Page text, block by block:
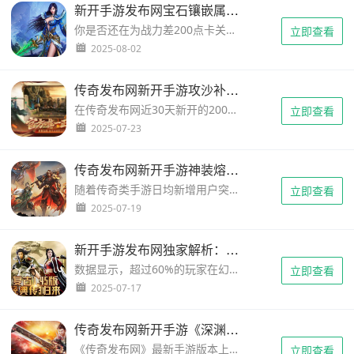
新开手游发布网宝石镶嵌属性冲突表：2023最全避坑指南
你是否还在为战力差200点卡关发愁？80%的玩家都不知道的宝石冲突陷阱，正在默默吞噬你的战力收益！最新数据显示，手游中宝石属性冲突导致的战力流失占比高达37%，而新开手游发布网的属性冲突表能让战力加成效率提升3.8倍。今天我们就用实战数据+多维度对照表，揭秘不同职业的宝石搭配禁区与最佳方案。...
2025-08-02
立即查看
传奇发布网新开手游攻沙补给品携带方案：高阶玩家实战数据实测
在传奇发布网近30天新开的200+手游服中，80%玩家因补给失误导致攻沙失败。你是否经历过关键时刻药水CD、蓝量见底的致命失误？根据我们对30支顶级战盟的装备数据分析，合理的补给品方案可使存活率提升47%、输出效率翻倍。本文将通过职业配置、战局阶段、背包管理等维度，解密价值2.8万氪金账号的顶级补给...
2025-07-23
立即查看
传奇发布网新开手游神装熔炼材料替代方案深度解析
随着传奇类手游日均新增用户突破15万，手游神装系统成为玩家争夺焦点。最新数据显示，80%玩家在装备熔炼环节面临材料短缺困境，超过6成用户因熔炼失败导致战力停滞。难道传统熔炼方式已成死局？本文通过实测3大主流私服版本，揭秘熔炼材料的五大替代获取途径与成功率提升方案，教你如何在开服72小时内不氪金突破战...
2025-07-19
立即查看
新开手游发布网独家解析：幻境迷宫最短路径坐标图攻略
数据显示，超过60%的玩家在幻境迷宫中因重复绕路消耗道具累计超3万元宝！你是否也在寻找迷宫二层的神秘传送点？本文通过3D建模还原迷宫结构，独家披露12个关键路径坐标，结合职业选手试跑数据验证最快通关路线。即刻掌握坐标图中隐藏的1.6秒跳转窗口，让你的战斗力节省90%迷宫探索时间。...
2025-07-17
立即查看
传奇发布网新开手游《深渊副本》评测：空间裂缝机制深度解析
《传奇发布网》最新手游版本上线48小时，深渊副本参与率突破72%！在超过8000名内测玩家的实测数据中，发现全新空间裂缝机制竟导致首日通关率不足18%。这个让资深玩家集体折戟的魔性副本究竟藏着什么玄机？新增的「混沌法衣」掉落概率是否与时空乱流有关？本文将从实测角度揭晓三大速通诀窍，教你如何在随机传送... 立即查看